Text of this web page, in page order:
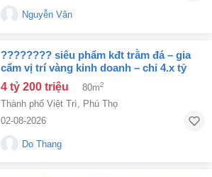
Nguyễn Vân
???????? siêu phẩm kđt trằm đá – gia
cẩm vị trí vàng kinh doanh – chỉ 4.x tỷ
????????
4 tỷ 200 triệu 80m2
Thành phố Việt Trì, Phú Thọ
02-08-2026
Do Thang